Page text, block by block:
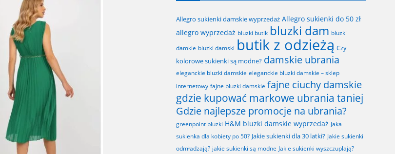
Allegro sukienki damskie wyprzedaż Allegro sukienki do 50 zł
allegro wyprzedaż bluzki butik bluzki dam bluzki
damkie bluzki damski butik z odzieżą Czy
kolorowe sukienki są modne? damskie ubrania
eleganckie bluzki damskie eleganckie bluzki damskie – sklep
internetowy fajne bluzki damskie fajne ciuchy damskie
gdzie kupować markowe ubrania taniej
Gdzie najlepsze promocje na ubrania?
greenpoint bluzki H&M bluzki damskie wyprzedaż Jaka
sukienka dla kobiety po 50? Jakie sukienki dla 30 latki? Jakie sukienki
odmładzają? jakie sukienki są modne Jakie sukienki wyszczuplają?